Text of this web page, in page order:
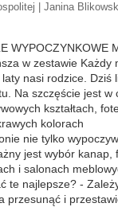
| Janina
WYPOCZYNKOWE
w zestawie Każdy
laty nasi rodzice. Dziś
Na szczęście jest
kształtach,
kolorach
nie tylko
jest wybór kanap,
i salonach
te najlepsze? -
przesunąć i